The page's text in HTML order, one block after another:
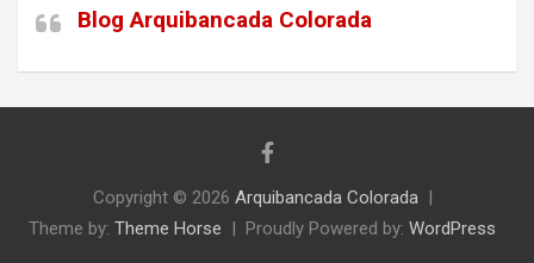
Blog Arquibancada Colorada
Copyright © 2026 Arquibancada Colorada
Theme by: Theme Horse Proudly Powered by: WordPress